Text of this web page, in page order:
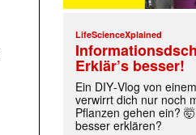
LifeScienceXplained
Erklär’s besser!
Ein DIY‑Vlog von
verwirrt dich nur noch
Pflanzen gehen ein?
besser erklären?